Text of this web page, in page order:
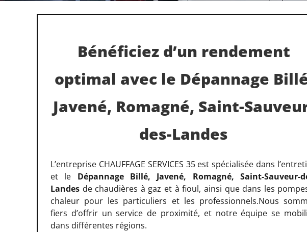
Bénéficiez d’un rendement
optimal avec le Dépannage
Javené, Romagné, Saint-
des-Landes
L’entreprise CHAUFFAGE SERVICES 35 est spécialisée dans
et le Dépannage Billé, Javené, Romagné, Saint-Sauveur-
Landes de chaudières à gaz et à fioul, ainsi que dans les
chaleur pour les particuliers et les professionnels.Nous
fiers d’offrir un service de proximité, et notre équipe se
dans différentes régions.